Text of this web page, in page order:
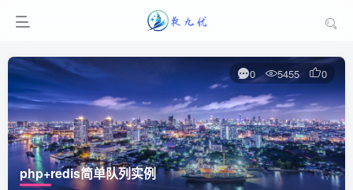
php+redis简单队列实例
0 5455 0